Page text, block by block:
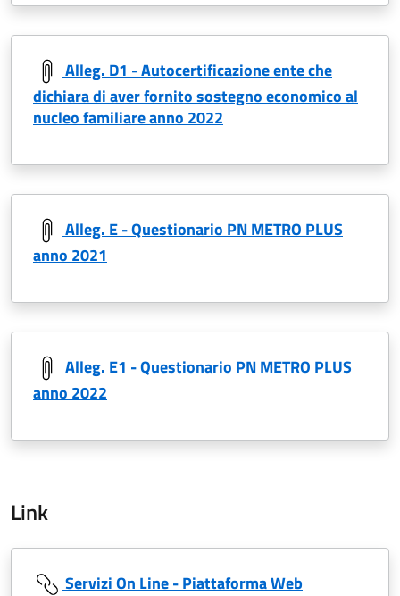
Alleg. D1 - Autocertificazione ente che
dichiara di aver fornito sostegno economico al
nucleo familiare anno 2022
Alleg. E - Questionario PN METRO PLUS
anno 2021
Alleg. E1 - Questionario PN METRO PLUS
anno 2022
Link
Servizi On Line - Piattaforma Web